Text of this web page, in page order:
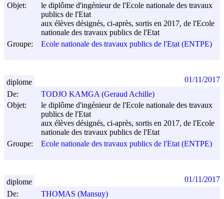
Objet:
le diplôme d'ingénieur de l'Ecole nationale des travaux
publics de l'Etat
aux élèves désignés, ci-après, sortis en 2017, de l'Ecole
nationale des travaux publics de l'Etat
Groupe:
Ecole nationale des travaux publics de l'Etat (ENTPE)
De:
TODJO KAMGA (Geraud Achille)
Objet:
le diplôme d'ingénieur de l'Ecole nationale des travaux
publics de l'Etat
aux élèves désignés, ci-après, sortis en 2017, de l'Ecole
nationale des travaux publics de l'Etat
Groupe:
Ecole nationale des travaux publics de l'Etat (ENTPE)
diplome 01/11/2017
De:
THOMAS (Mansuy)
diplome 01/11/2017